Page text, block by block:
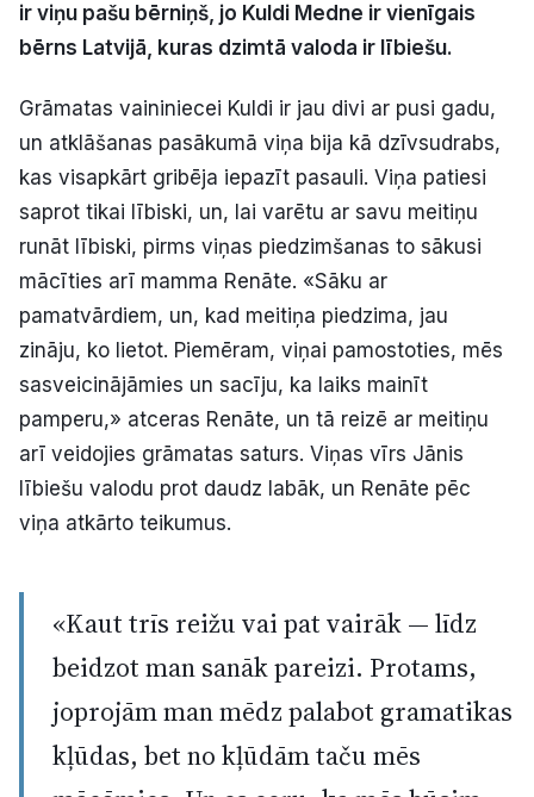
Par mums
Ziņo redakcijai
Facebook Instagram
ir viņu pašu bērniņš, jo Kuldi Medne ir vienīgais
bērns Latvijā, kuras dzimtā valoda ir lībiešu.
Grāmatas vaininiecei Kuldi ir jau divi ar pusi gadu,
un atklāšanas pasākumā viņa bija kā dzīvsudrabs,
kas visapkārt gribēja iepazīt pasauli. Viņa patiesi
saprot tikai lībiski, un, lai varētu ar savu meitiņu
runāt lībiski, pirms viņas piedzimšanas to sākusi
mācīties arī mamma Renāte. «Sāku ar
pamatvārdiem, un, kad meitiņa piedzima, jau
zināju, ko lietot. Piemēram, viņai pamostoties, mēs
sasveicinājāmies un sacīju, ka laiks mainīt
pamperu,» atceras Renāte, un tā reizē ar meitiņu
arī veidojies grāmatas saturs. Viņas vīrs Jānis
lībiešu valodu prot daudz labāk, un Renāte pēc
viņa atkārto teikumus.
«Kaut trīs reižu vai pat vairāk — līdz
beidzot man sanāk pareizi. Protams,
joprojām man mēdz palabot gramatikas
kļūdas, bet no kļūdām taču mēs